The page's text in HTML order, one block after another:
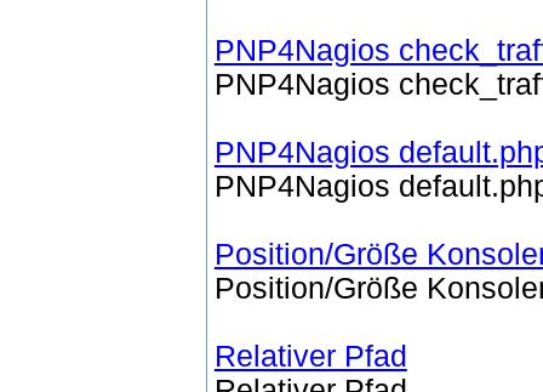
PNP4Nagios
PNP4Nagios
PNP4Nagios
PNP4Nagios
Position/Größe
Position/Größe
Relativer Pfad